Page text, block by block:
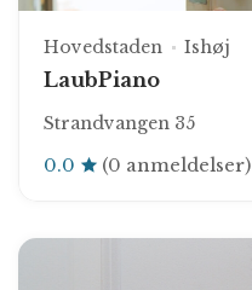
Hovedstaden Ishøj
LaubPiano
Strandvangen 35
0.0 (0 anmeldelser)